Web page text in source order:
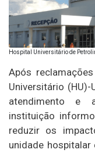
Hospital Universitário de
Após
Universitário
atendimento e
instituição
reduzir os
unidade hospitalar